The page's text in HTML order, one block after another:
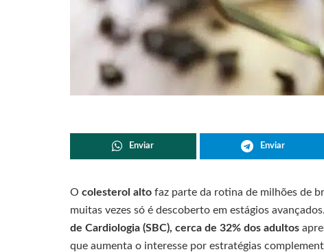
Enviar Enviar
O colesterol alto faz parte da rotina de milhões de
muitas vezes só é descoberto em estágios
de Cardiologia (SBC), cerca de 32% dos adultos
que aumenta o interesse por estratégias